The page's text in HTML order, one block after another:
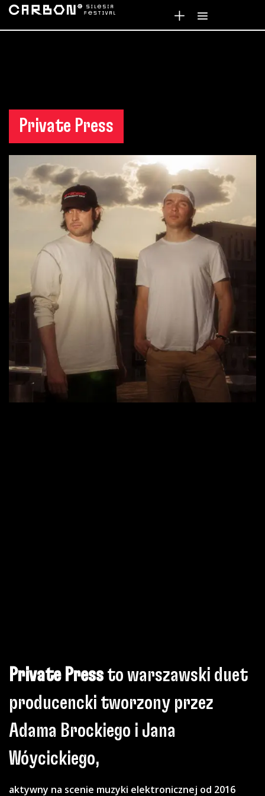
Private Press
Private Press to warszawski duet
producencki tworzony przez
Adama Brockiego i Jana
Wóycickiego,
aktywny na scenie muzyki elektronicznej od 2016